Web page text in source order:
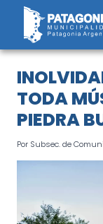
Saltar
contenido
TODA
PIEDRA
Por Subsec. de